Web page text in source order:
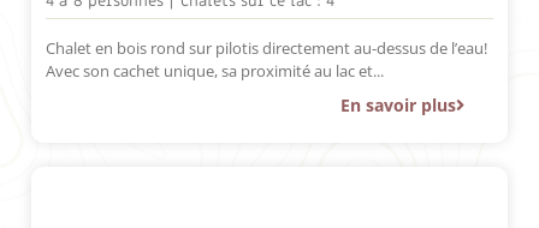
Chalet en bois rond sur pilotis directement au-dessus de l’eau!
Avec son cachet unique, sa proximité au lac et...
En savoir plus